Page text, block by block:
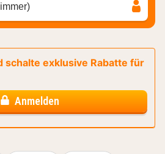
schalte exklusive Rabatte für
Anmelden